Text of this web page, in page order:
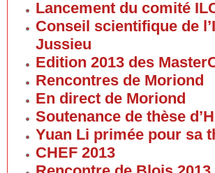
Lancement du comité
Conseil scientifique de
Jussieu
Edition 2013 des
Rencontres de Moriond
En direct de Moriond
Soutenance de thèse
Yuan Li primée pour sa
CHEF 2013